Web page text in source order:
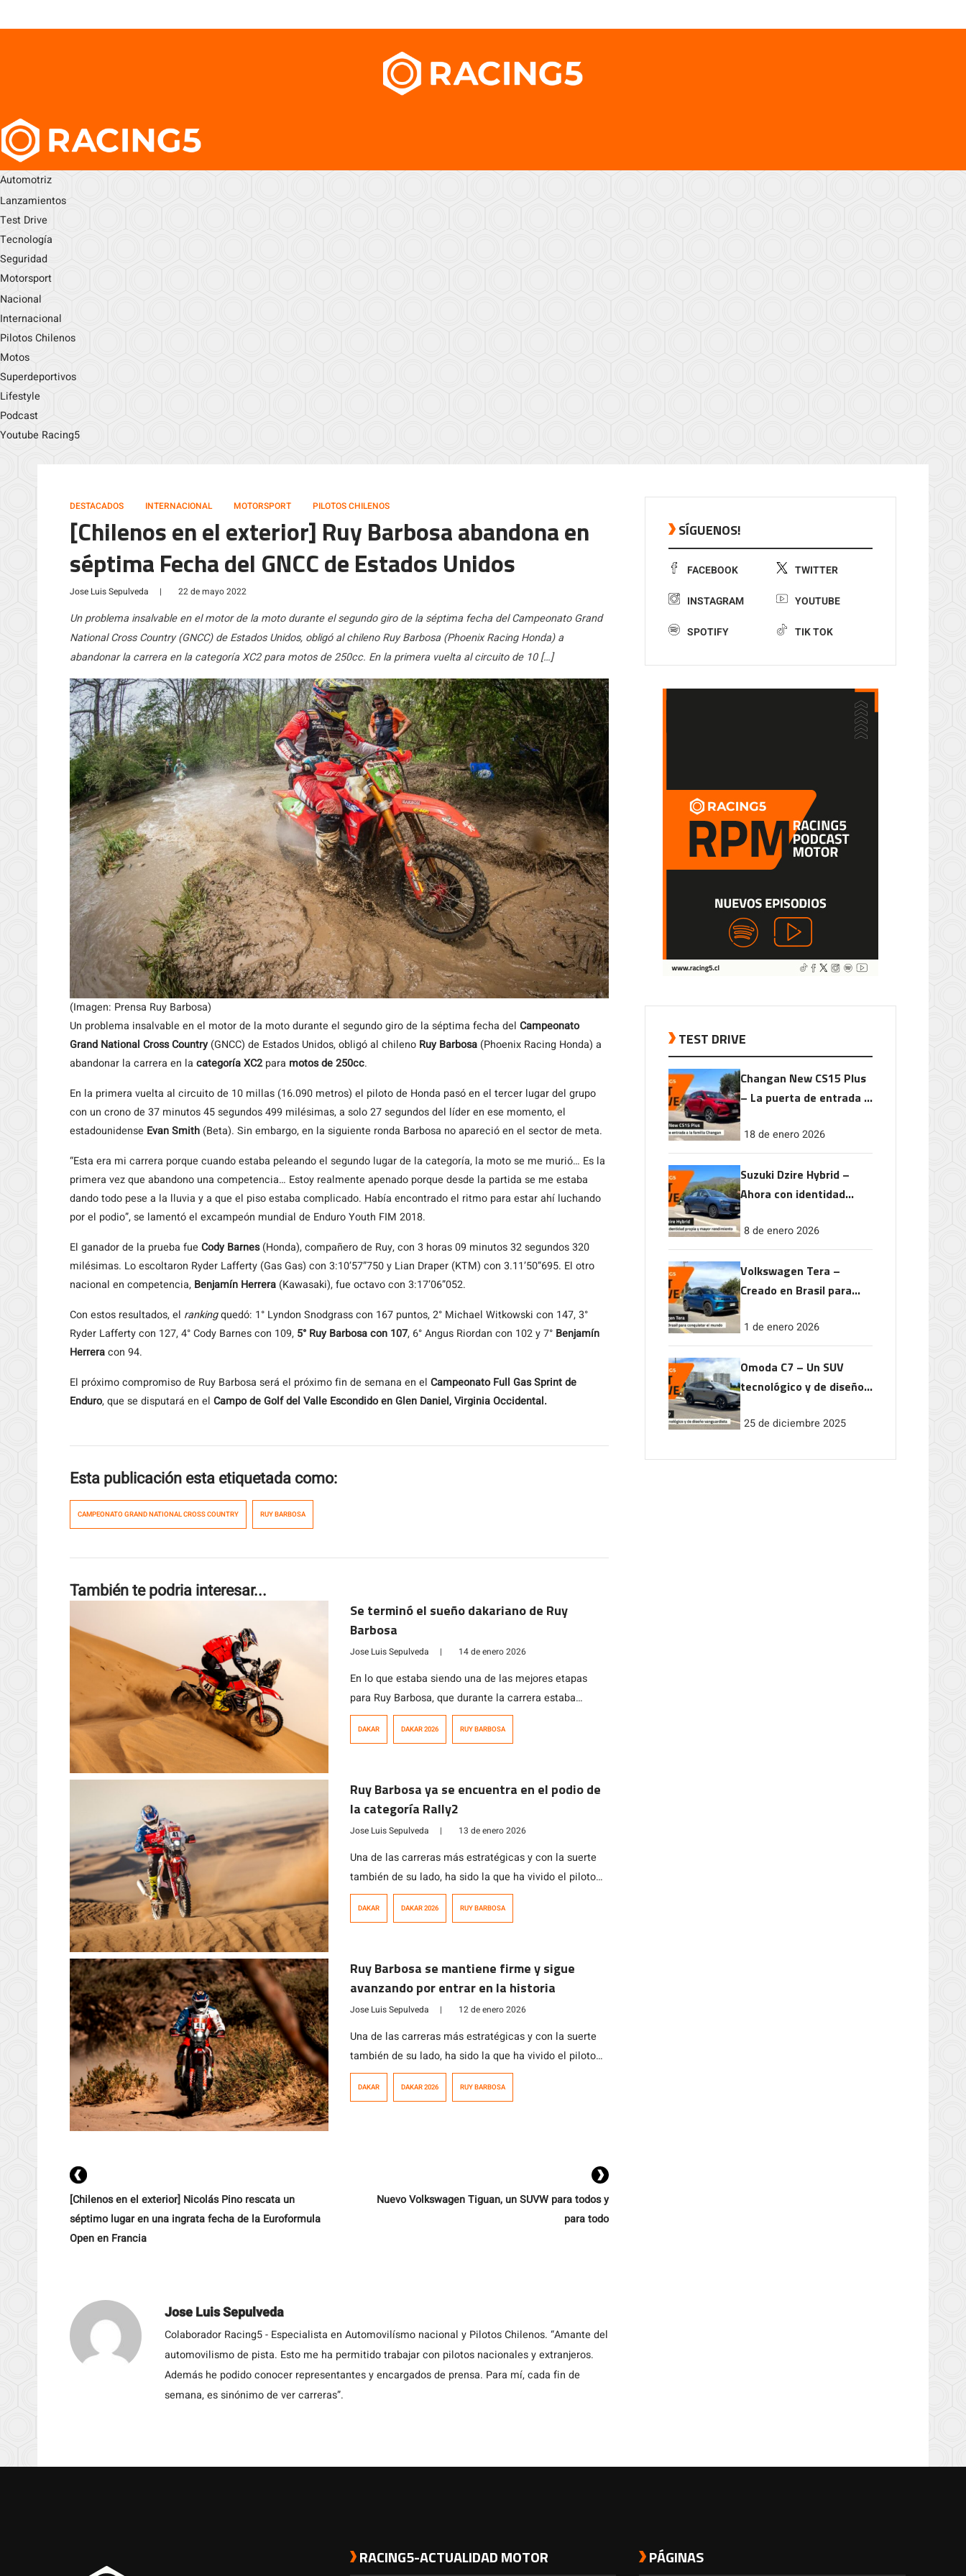
Automotriz
Lanzamientos
Test Drive
Tecnología
Seguridad
Motorsport
Nacional
Internacional
Pilotos Chilenos
Motos
Superdeportivos
Lifestyle
Podcast
Youtube Racing5
DESTACADOS INTERNACIONAL MOTORSPORT PILOTOS CHILENOS
[Chilenos en el exterior] Ruy Barbosa abandona en
séptima Fecha del GNCC de Estados Unidos
Jose Luis Sepulveda | 22 de mayo 2022
Un problema insalvable en el motor de la moto durante el segundo giro de la séptima fecha del Campeonato Grand
National Cross Country (GNCC) de Estados Unidos, obligó al chileno Ruy Barbosa (Phoenix Racing Honda) a
abandonar la carrera en la categoría XC2 para motos de 250cc. En la primera vuelta al circuito de 10 […]
(Imagen: Prensa Ruy Barbosa)
Un problema insalvable en el motor de la moto durante el segundo giro de la séptima fecha del Campeonato
Grand National Cross Country(GNCC) de Estados Unidos, obligó al chileno Ruy Barbosa (Phoenix Racing Honda) a
abandonar la carrera en la categoría XC2para motos de 250cc.
En la primera vuelta al circuito de 10 millas (16.090 metros) el piloto de Honda pasó en el tercer lugar del grupo
con un crono de 37 minutos 45 segundos 499 milésimas, a solo 27 segundos del líder en ese momento, el
estadounidense Evan Smith (Beta). Sin embargo, en la siguiente ronda Barbosa no apareció en el sector de meta.
“Esta era mi carrera porque cuando estaba peleando el segundo lugar de la categoría, la moto se me murió… Es la
primera vez que abandono una competencia… Estoy realmente apenado porque desde la partida se me estaba
dando todo pese a la lluvia y a que el piso estaba complicado. Había encontrado el ritmo para estar ahí luchando
por el podio”, se lamentó el excampeón mundial de Enduro Youth FIM 2018.
El ganador de la prueba fue Cody Barnes(Honda), compañero de Ruy, con 3 horas 09 minutos 32 segundos 320
milésimas. Lo escoltaron Ryder Lafferty (Gas Gas) con 3:10’57”750 y Lian Draper (KTM) con 3.11’50”695. El otro
nacional en competencia, Benjamín Herrera (Kawasaki), fue octavo con 3:17’06”052.
Con estos resultados, el rankingquedó: 1° Lyndon Snodgrass con 167 puntos, 2° Michael Witkowski con 147, 3°
Ryder Lafferty con 127, 4° Cody Barnes con 109, 5° Ruy Barbosa con 107, 6° Angus Riordan con 102 y 7° Benjamín
Herreracon 94.
El próximo compromiso de Ruy Barbosa será el próximo fin de semana en el Campeonato Full Gas Sprint de
Enduro, que se disputará en el Campo de Golf del Valle Escondido en Glen Daniel, Virginia Occidental.
Esta publicación esta etiquetada como:
CAMPEONATO GRAND NATIONAL CROSS COUNTRY RUY BARBOSA
También te podria interesar...
Se terminó el sueño dakariano de Ruy
Barbosa
Jose Luis Sepulveda | 14 de enero 2026
En lo que estaba siendo una de las mejores etapas
para Ruy Barbosa, que durante la carrera estaba
cronometrando tiempos que lo iban a dejar P11 en la
DAKAR DAKAR 2026 RUY BARBOSA
Ruy Barbosa ya se encuentra en el podio de
la categoría Rally2
Jose Luis Sepulveda | 13 de enero 2026
Una de las carreras más estratégicas y con la suerte
también de su lado, ha sido la que ha vivido el piloto
nacional Ruy Barbosa en su categoría de debutante en
DAKAR DAKAR 2026 RUY BARBOSA
Ruy Barbosa se mantiene firme y sigue
avanzando por entrar en la historia
Jose Luis Sepulveda | 12 de enero 2026
Una de las carreras más estratégicas y con la suerte
también de su lado, ha sido la que ha vivido el piloto
nacional Ruy Barbosa en su categoría de debutante en
DAKAR DAKAR 2026 RUY BARBOSA
[Chilenos en el exterior] Nicolás Pino rescata un
séptimo lugar en una ingrata fecha de la Euroformula
Open en Francia
Nuevo Volkswagen Tiguan, un SUVW para todos y
para todo
Jose Luis Sepulveda
Colaborador Racing5 - Especialista en Automovilísmo nacional y Pilotos Chilenos. “Amante del
automovilismo de pista. Esto me ha permitido trabajar con pilotos nacionales y extranjeros.
Además he podido conocer representantes y encargados de prensa. Para mí, cada fin de
semana, es sinónimo de ver carreras”.
SÍGUENOS!
FACEBOOK TWITTER
INSTAGRAM YOUTUBE
SPOTIFY TIK TOK
TEST DRIVE
Changan New CS15 Plus
– La puerta de entrada a
18 de enero 2026
Suzuki Dzire Hybrid –
Ahora con identidad
rendimiento
8 de enero 2026
Volkswagen Tera –
Creado en Brasil para
1 de enero 2026
Omoda C7 – Un SUV
tecnológico y de diseño
25 de diciembre 2025
RACING5-ACTUALIDAD MOTOR PÁGINAS